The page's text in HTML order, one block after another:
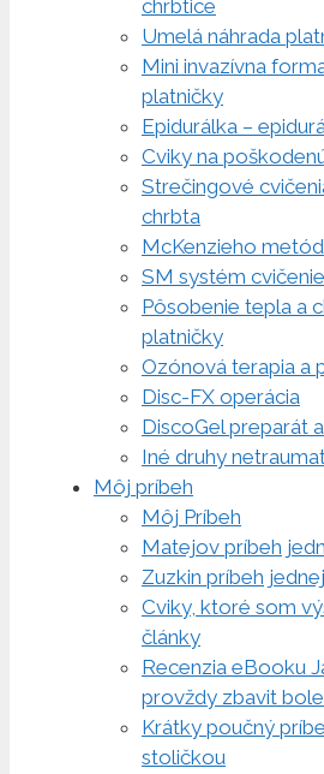
chrbtice
Umelá náhrada
Mini invazívna
platničky
Epidurálka –
Cviky na
Strečingové
chrbta
McKenzieho
SM systém cvičenie
Pôsobenie tepla a
platničky
Ozónová terapia a
Disc-FX operácia
DiscoGel preparát
Iné druhy
Môj príbeh
Môj Príbeh
Matejov príbeh
Zuzkin príbeh
Cviky, ktoré som
články
Recenzia eBooku
provždy zbavit
Krátky poučný
stoličkou